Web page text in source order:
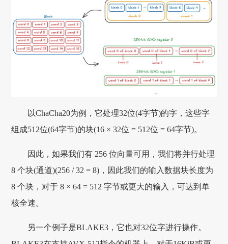
以ChaCha20为例，它处理32位(4字节)的字，这些字
组成512位(64字节)的块(16 × 32位 = 512位 = 64字节)。
因此，如果我们有 256 位向量可用，我们将并行处理
8 个块(通道)(256 / 32 = 8)，因此我们的输入数据块长度为
8 个块，对于 8 × 64 = 512 字节或更大的输入，可达到单
核全速。
另一个例子是BLAKE3，它也对32位字进行操作。